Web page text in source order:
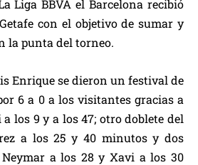
Liga BBVA el Barcelona recibió
con el objetivo de sumar y
la punta del torneo.
Enrique se dieron un festival de
6 a 0 a los visitantes gracias a
los 9 y a los 47; otro doblete del
a los 25 y 40 minutos y dos
a los 28 y Xavi a los 30